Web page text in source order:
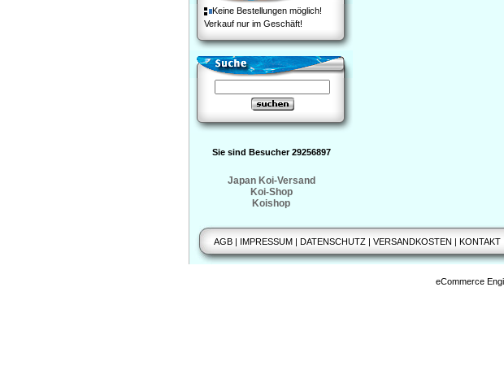
Keine Bestellungen möglich!
Verkauf nur im Geschäft!
Sie sind Besucher 29256897
Japan Koi-Versand
Koi-Shop
Koishop
AGB | IMPRESSUM | DATENSCHUTZ | VERSANDKOSTEN | KONTAKT
eCommerce